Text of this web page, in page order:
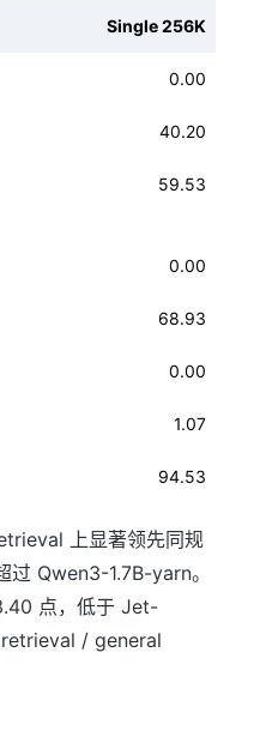
Single 256K
0.00
40.20
59.53
0.00
68.93
0.00
1.07
94.53
上显著领先同规
Qwen3-1.7B-yarn。
点，低于 Jet-
/ general